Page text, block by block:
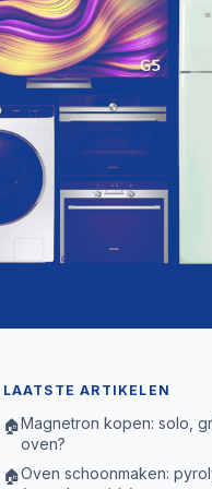
LAATSTE ARTIKELEN
🏠Magnetron kopen: solo,
oven?
🏠Oven schoonmaken: